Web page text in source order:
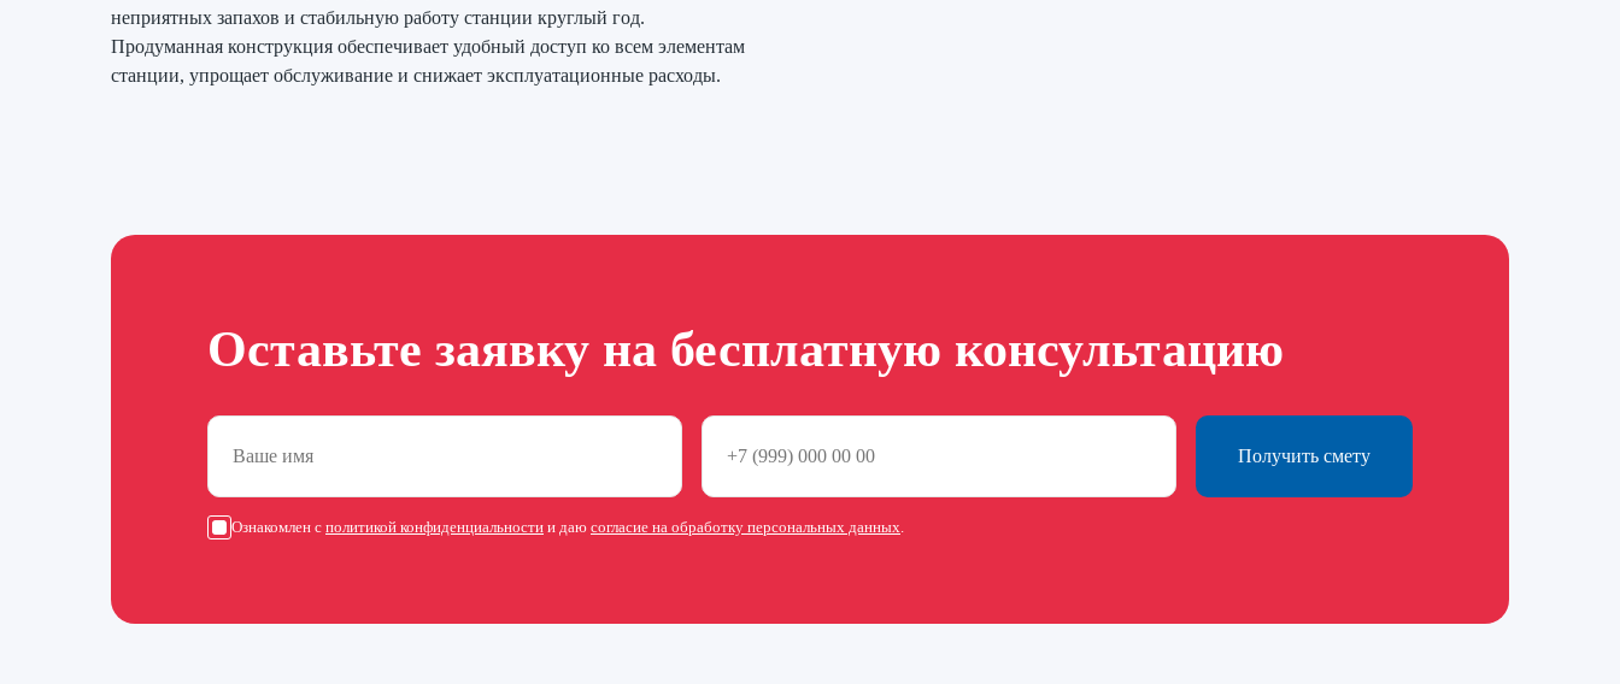
неприятных запахов и стабильную работу станции круглый год.
Продуманная конструкция обеспечивает удобный доступ ко всем элементам
станции, упрощает обслуживание и снижает эксплуатационные расходы.
Оставьте заявку на бесплатную консультацию
Получить смету
Ознакомлен с политикой конфиденциальности и даю согласие на обработку персональных данных.